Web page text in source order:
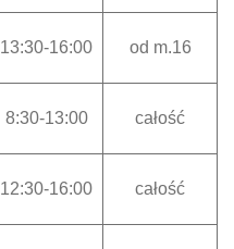
13:30-16:00 od m.16
8:30-13:00 całość
12:30-16:00 całość